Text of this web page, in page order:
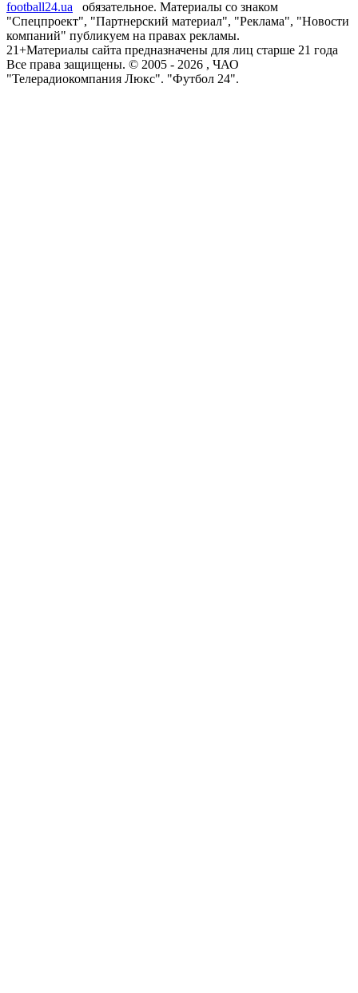
football24.ua
обязательное. Материалы со знаком
"Спецпроект", "Партнерский материал", "Реклама", "Новости
компаний" публикуем на правах рекламы.
21+Материалы сайта предназначены для лиц старше 21 года
Все права защищены. © 2005 - 2026 , ЧАО
"Телерадиокомпания Люкс". "Футбол 24".